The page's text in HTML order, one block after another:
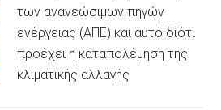
των ανανεώσιμων πηγών
ενέργειας (ΑΠΕ) και αυτό διότι
προέχει η καταπολέμηση της
κλιματικής αλλαγής